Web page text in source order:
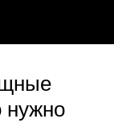
нужно